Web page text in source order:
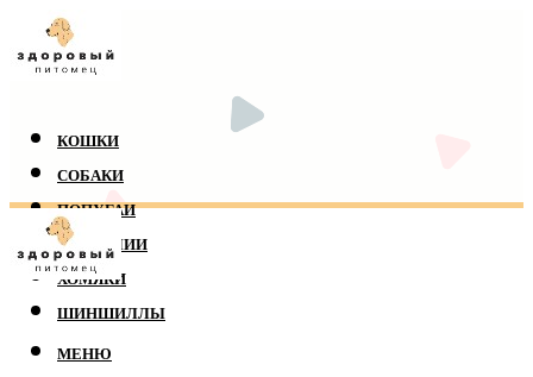
КОШКИ
СОБАКИ
ПОПУГАИ
РЕПТИЛИИ
ХОМЯКИ
ШИНШИЛЛЫ
МЕНЮ